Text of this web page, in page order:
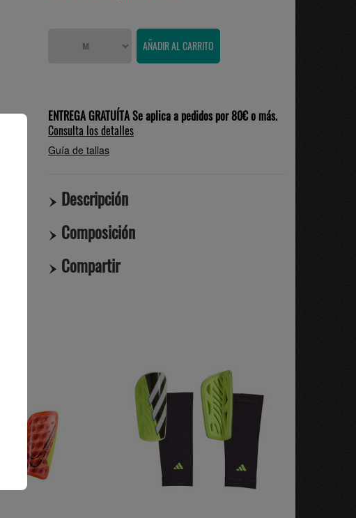
ENTREGA GRATUÍTA Se aplica a pedidos por 80€ o más.
Consulta los detalles
Guía de tallas
Descripción
Composición
Compartir